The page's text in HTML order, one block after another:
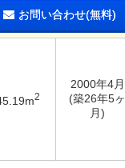
お問い合わせ(無料)
2
2000年4月
(築26年5ヶ
月)